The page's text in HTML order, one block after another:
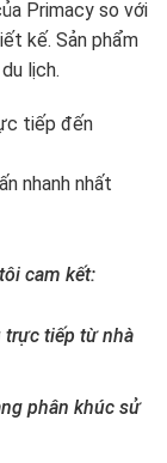
Primacy so với
kế. Sản phẩm
lịch.
tiếp đến
nhanh nhất
cam kết:
trực tiếp từ nhà
phân khúc sử